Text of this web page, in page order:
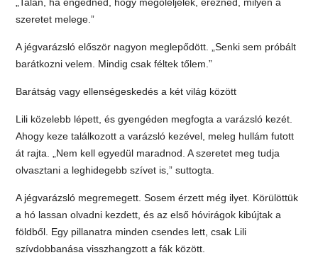
szeretet melege.”
A jégvarázsló először nagyon meglepődött. „Senki sem próbált
barátkozni velem. Mindig csak féltek tőlem.”
Barátság vagy ellenségeskedés a két világ között
Lili közelebb lépett, és gyengéden megfogta a varázsló kezét.
Ahogy keze találkozott a varázsló kezével, meleg hullám futott
át rajta. „Nem kell egyedül maradnod. A szeretet meg tudja
olvasztani a leghidegebb szívet is,” suttogta.
A jégvarázsló megremegett. Sosem érzett még ilyet. Körülöttük
a hó lassan olvadni kezdett, és az első hóvirágok kibújtak a
földből. Egy pillanatra minden csendes lett, csak Lili
szívdobbanása visszhangzott a fák között.